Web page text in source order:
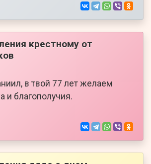
крестному от
в твой 77 лет желаем
и благополучия.